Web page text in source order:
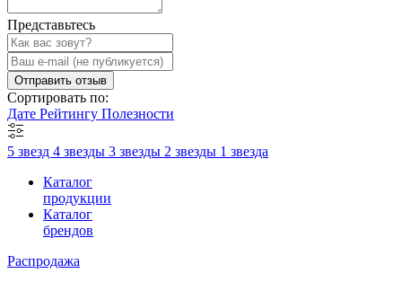
Представьтесь
Отправить отзыв
Сортировать по:
Дате Рейтингу Полезности
5 звезд 4 звезды 3 звезды 2 звезды 1 звезда
Каталог
продукции
Каталог
брендов
Распродажа